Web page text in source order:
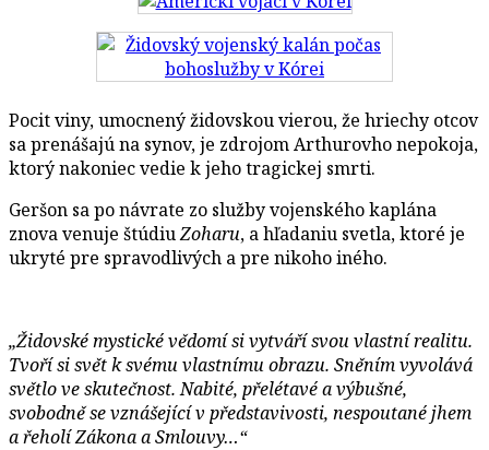
Pocit viny, umocnený židovskou vierou, že hriechy otcov
sa prenášajú na synov, je zdrojom Arthurovho nepokoja,
ktorý nakoniec vedie k jeho tragickej smrti.
Geršon sa po návrate zo služby vojenského kaplána
znova venuje štúdiuZoharu, a hľadaniu svetla, ktoré je
ukryté pre spravodlivých a pre nikoho iného.
„Židovské mystické vědomí si vytváří svou vlastní realitu.
Tvoří si svět k svému vlastnímu obrazu. Sněním vyvolává
světlo ve skutečnost. Nabité, přelétavé a výbušné,
svobodně se vznášející v představivosti, nespoutané jhem
a řeholí Zákona a Smlouvy…“